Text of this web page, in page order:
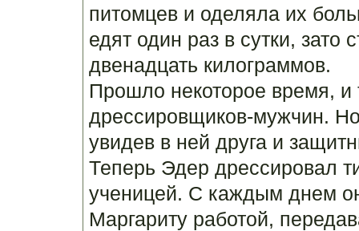
питомцев и оделяла их
едят один раз в сутки, зато
двенадцать килограммов.
Прошло некоторое время, и
дрессировщиков-мужчин.
увидев в ней друга и
Теперь Эдер дрессировал
ученицей. С каждым днем
Маргариту работой,